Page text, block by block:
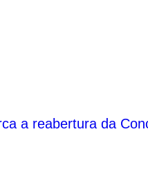
a reabertura da